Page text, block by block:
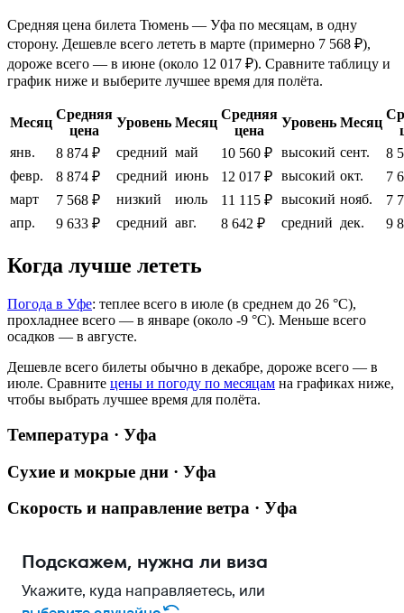
Средняя цена билета Тюмень — Уфа по месяцам, в одну
сторону. Дешевле всего лететь в марте (примерно 7 568 ₽),
дороже всего — в июне (около 12 017 ₽). Сравните таблицу и
график ниже и выберите лучшее время для полёта.
Месяц
Средняя
цена
Уровень Месяц
Средняя
цена
Уровень Месяц
янв.
8 874 ₽ средний май 10 560 ₽ высокий сент.
8
февр.
8 874 ₽ средний июнь 12 017 ₽ высокий окт.
7
март
7 568 ₽ низкий июль 11 115 ₽ высокий нояб.
7
апр.
9 633 ₽ средний авг. 8 642 ₽ средний дек. 9
Когда лучше лететь
Погода в Уфе: теплее всего в июле (в среднем до 26 °C),
прохладнее всего — в январе (около -9 °C). Меньше всего
осадков — в августе.
Дешевле всего билеты обычно в декабре, дороже всего — в
июле. Сравните цены и погоду по месяцам на графиках ниже,
чтобы выбрать лучшее время для полёта.
Температура · Уфа
Сухие и мокрые дни · Уфа
Скорость и направление ветра · Уфа
Подскажем, нужна ли виза
Укажите, куда направляетесь, или